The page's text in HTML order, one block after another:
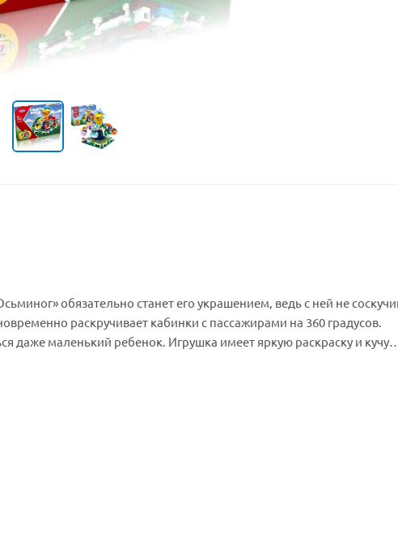
обязательно станет его украшением, ведь с ней не
раскручивает кабинки с пассажирами на 360 градусов.
даже маленький ребенок. Игрушка имеет яркую раскраску и кучу